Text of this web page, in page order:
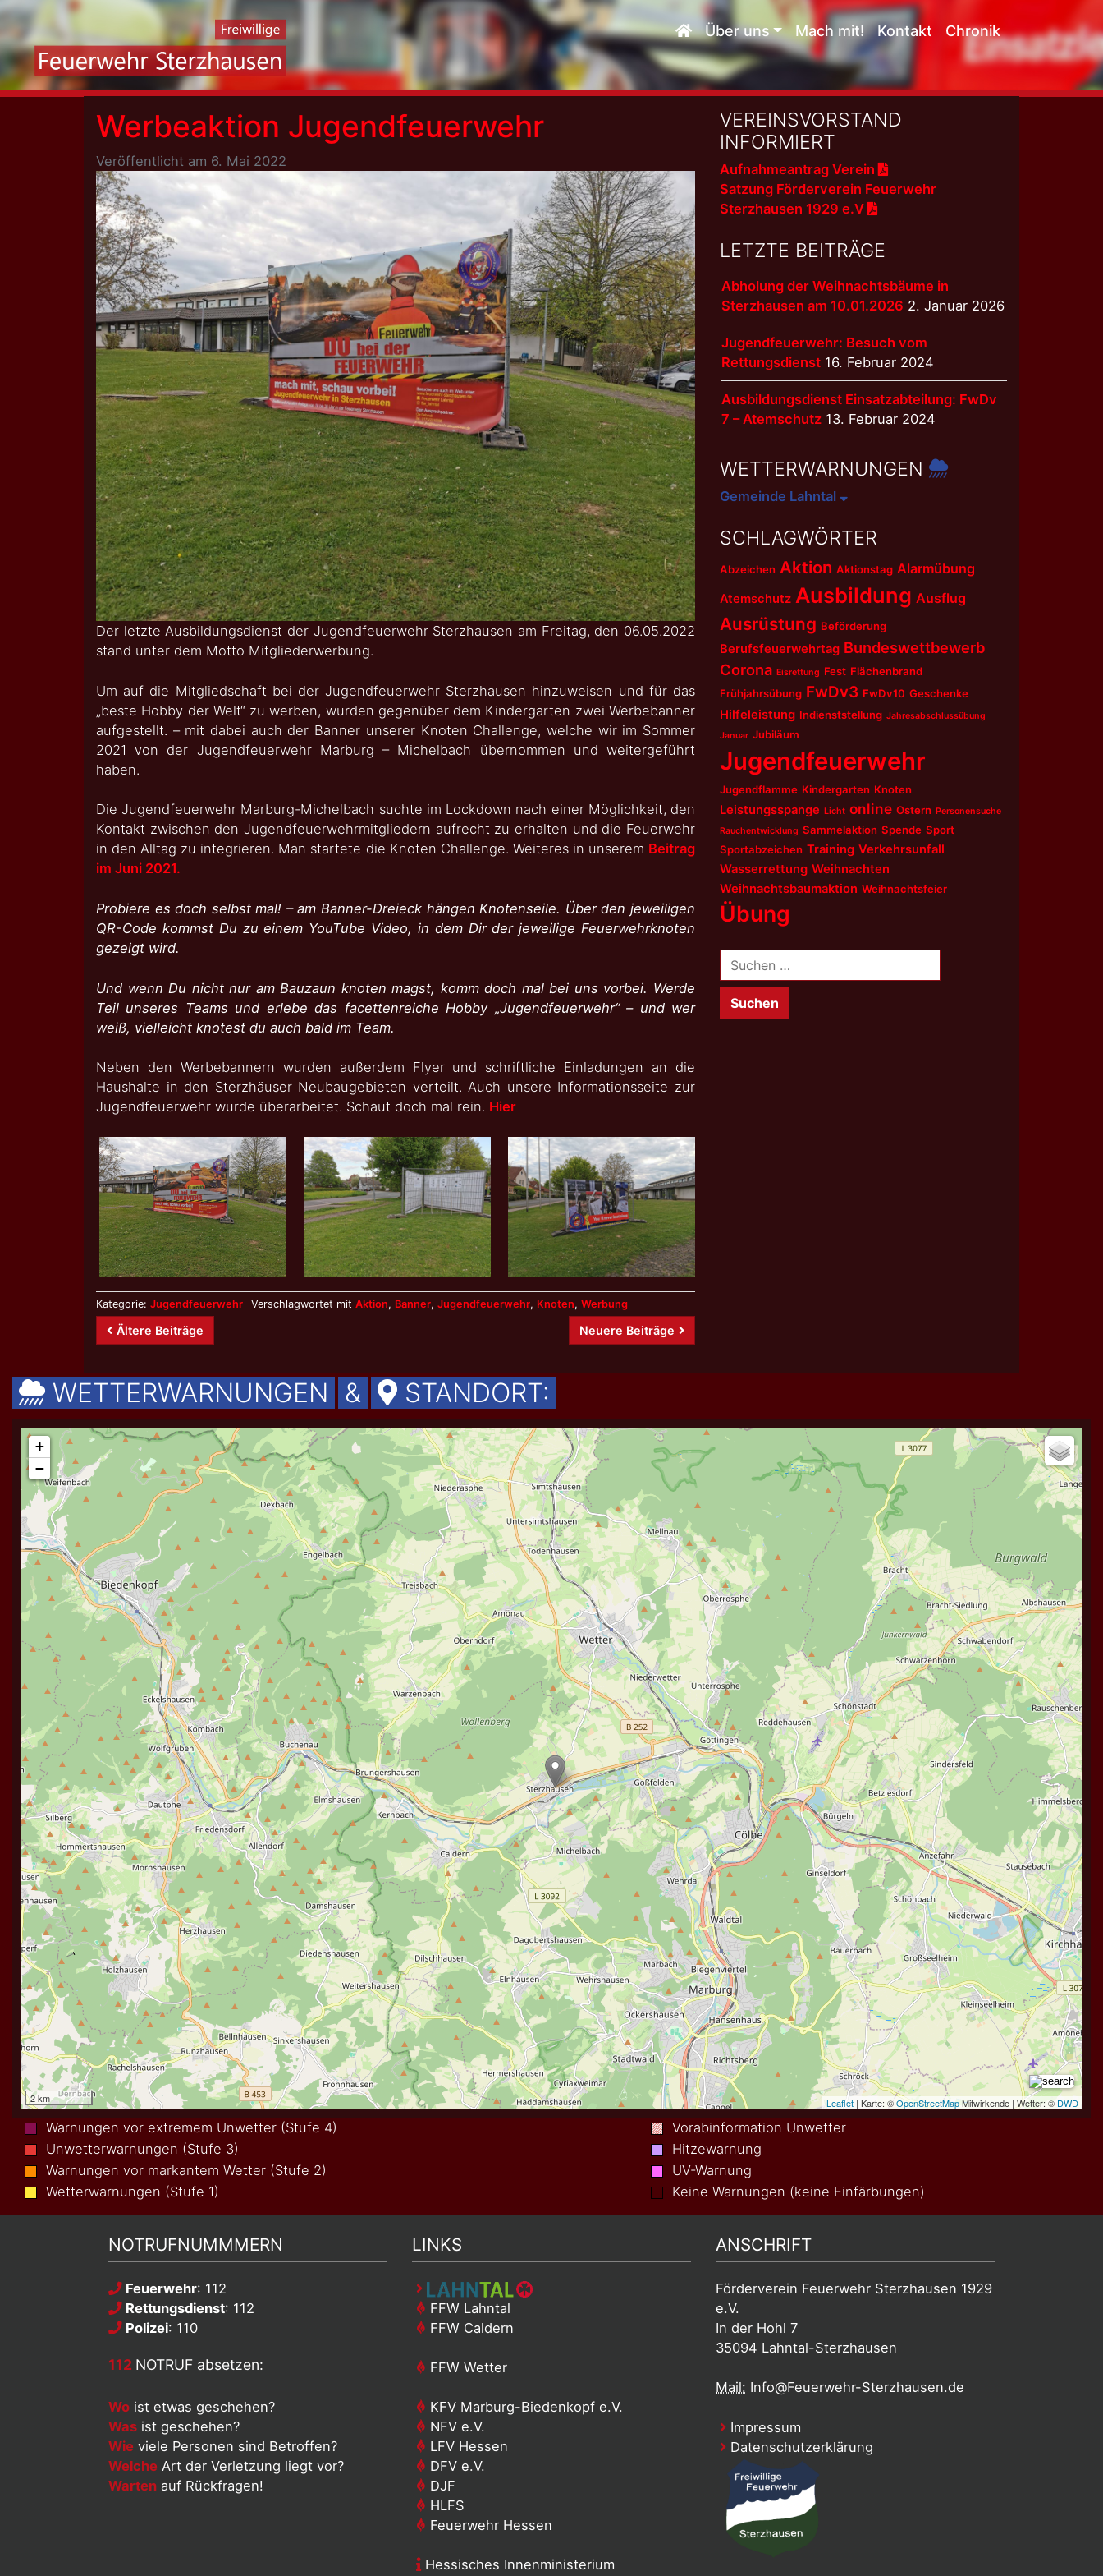
Skip
content
Über uns Mach mit! Kontakt Chronik
Werbeaktion Jugendfeuerwehr
Veröffentlicht am 6. Mai 2022
Der letzte Ausbildungsdienst der Jugendfeuerwehr Sterzhausen am Freitag, den 06.05.2022
stand unter dem Motto Mitgliederwerbung.
Um auf die Mitgliedschaft bei der Jugendfeuerwehr Sterzhausen hinzuweisen und für das
„beste Hobby der Welt“ zu werben, wurden gegenüber dem Kindergarten zwei Werbebanner
aufgestellt. – mit dabei auch der Banner unserer Knoten Challenge, welche wir im Sommer
2021 von der Jugendfeuerwehr Marburg – Michelbach übernommen und weitergeführt
haben.
Die Jugendfeuerwehr Marburg-Michelbach suchte im Lockdown nach einer Möglichkeit, den
Kontakt zwischen den Jugendfeuerwehrmitgliedern aufrecht zu erhalten und die Feuerwehr
in den Alltag zu integrieren. Man startete die Knoten Challenge. Weiteres in unserem Beitrag
im Juni 2021.
Probiere es doch selbst mal! – am Banner-Dreieck hängen Knotenseile. Über den jeweiligen
QR-Code kommst Du zu einem YouTube Video, in dem Dir der jeweilige Feuerwehrknoten
gezeigt wird.
Und wenn Du nicht nur am Bauzaun knoten magst, komm doch mal bei uns vorbei. Werde
Teil unseres Teams und erlebe das facettenreiche Hobby „Jugendfeuerwehr“ – und wer
weiß, vielleicht knotest du auch bald im Team.
Neben den Werbebannern wurden außerdem Flyer und schriftliche Einladungen an die
Haushalte in den Sterzhäuser Neubaugebieten verteilt. Auch unsere Informationsseite zur
Jugendfeuerwehr wurde überarbeitet. Schaut doch mal rein. Hier
Kategorie: Jugendfeuerwehr Verschlagwortet mit Aktion, Banner, Jugendfeuerwehr, Knoten, Werbung
Beitrags-
Ältere Beiträge Neuere Beiträge
VEREINSVORSTAND
INFORMIERT
Aufnahmeantrag Verein
Satzung Förderverein Feuerwehr
Sterzhausen 1929 e.V
LETZTE BEITRÄGE
Abholung der Weihnachtsbäume in
Sterzhausen am 10.01.2026 2. Januar 2026
Jugendfeuerwehr: Besuch vom
Rettungsdienst 16. Februar 2024
Ausbildungsdienst Einsatzabteilung: FwDv
7 – Atemschutz 13. Februar 2024
WETTERWARNUNGEN
Gemeinde Lahntal
SCHLAGWÖRTER
Abzeichen Aktion Aktionstag Alarmübung
Atemschutz Ausbildung Ausflug
Ausrüstung Beförderung
Berufsfeuerwehrtag Bundeswettbewerb
Corona Eisrettung Fest Flächenbrand
Frühjahrsübung FwDv3 FwDv10 Geschenke
Hilfeleistung Indienststellung Jahresabschlussübung
Januar Jubiläum
Jugendfeuerwehr
Jugendflamme Kindergarten Knoten
Leistungsspange Licht online Ostern Personensuche
Rauchentwicklung Sammelaktion Spende Sport
Sportabzeichen Training Verkehrsunfall
Wasserrettung Weihnachten
Weihnachtsbaumaktion Weihnachtsfeier
Übung
Suchen
nach:
WETTERWARNUNGEN & STANDORT:
Warnungen vor extremem Unwetter (Stufe 4)
Unwetterwarnungen (Stufe 3)
Warnungen vor markantem Wetter (Stufe 2)
Wetterwarnungen (Stufe 1)
Vorabinformation Unwetter
Hitzewarnung
UV-Warnung
Keine Warnungen (keine Einfärbungen)
NOTRUFNUMMMERN
Feuerwehr: 112
Rettungsdienst: 112
Polizei: 110
112 NOTRUF absetzen:
Wo ist etwas geschehen?
Was ist geschehen?
Wie viele Personen sind Betroffen?
Welche Art der Verletzung liegt vor?
Warten auf Rückfragen!
LINKS
FFW Lahntal
FFW Caldern
FFW Wetter
KFV Marburg-Biedenkopf e.V.
NFV e.V.
LFV Hessen
DFV e.V.
DJF
HLFS
Feuerwehr Hessen
Hessisches Innenministerium
ANSCHRIFT
Förderverein Feuerwehr Sterzhausen 1929
e.V.
In der Hohl 7
35094 Lahntal-Sterzhausen
Mail: Info@Feuerwehr-Sterzhausen.de
Impressum
Datenschutzerklärung